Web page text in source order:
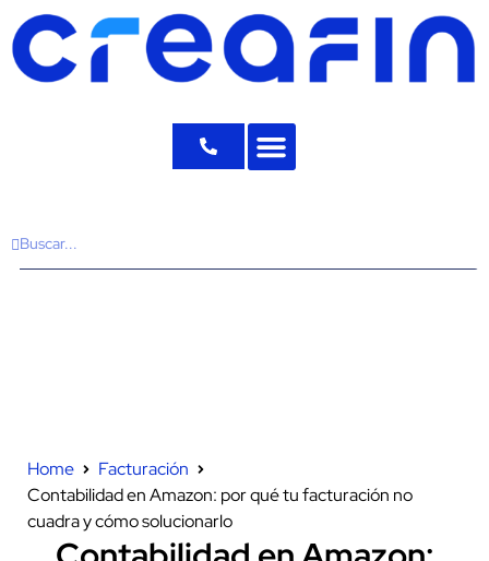
Home
Facturación
Contabilidad en Amazon: por qué tu facturación no
cuadra y cómo solucionarlo